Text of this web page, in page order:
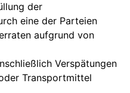
der
eine der Parteien
aufgrund von
Verspätungen
Transportmittel